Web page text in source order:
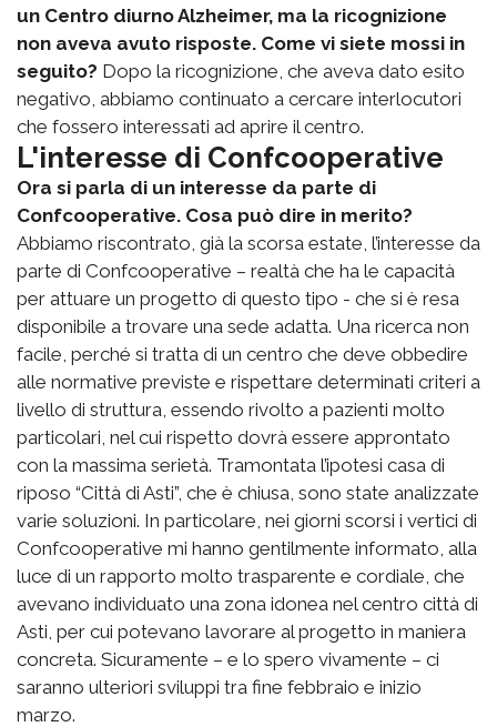
un Centro diurno Alzheimer, ma la ricognizione
non aveva avuto risposte. Come vi siete mossi in
seguito? Dopo la ricognizione, che aveva dato esito
negativo, abbiamo continuato a cercare interlocutori
che fossero interessati ad aprire il centro.
L'interesse di Confcooperative
Ora si parla di un interesse da parte di
Confcooperative. Cosa può dire in merito?
Abbiamo riscontrato, già la scorsa estate, l’interesse da
parte di Confcooperative – realtà che ha le capacità
per attuare un progetto di questo tipo - che si è resa
disponibile a trovare una sede adatta. Una ricerca non
facile, perché si tratta di un centro che deve obbedire
alle normative previste e rispettare determinati criteri a
livello di struttura, essendo rivolto a pazienti molto
particolari, nel cui rispetto dovrà essere approntato
con la massima serietà. Tramontata l’ipotesi casa di
riposo “Città di Asti”, che è chiusa, sono state analizzate
varie soluzioni. In particolare, nei giorni scorsi i vertici di
Confcooperative mi hanno gentilmente informato, alla
luce di un rapporto molto trasparente e cordiale, che
avevano individuato una zona idonea nel centro città di
Asti, per cui potevano lavorare al progetto in maniera
concreta. Sicuramente – e lo spero vivamente – ci
saranno ulteriori sviluppi tra fine febbraio e inizio
marzo.